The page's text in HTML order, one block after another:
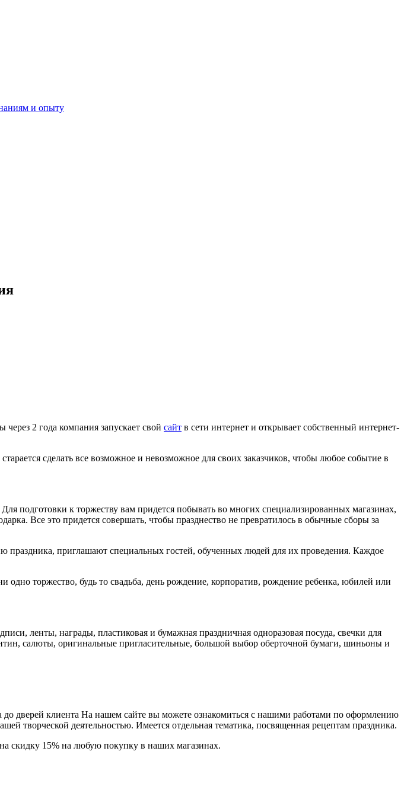
и опыту
2 года компания запускает свой сайт в сети интернет и открывает собственный интернет-
сделать все возможное и невозможное для своих заказчиков, чтобы любое событие в
к торжеству вам придется побывать во многих специализированных магазинах,
Все это придется совершать, чтобы празднество не превратилось в обычные сборы за
праздника, приглашают специальных гостей, обученных людей для их проведения. Каждое
торжество, будь то свадьба, день рождение, корпоратив, рождение ребенка, юбилей или
ленты, награды, пластиковая и бумажная праздничная одноразовая посуда, свечки для
салюты, оригинальные пригласительные, большой выбор оберточной бумаги, шиньоны и
дверей клиента На нашем сайте вы можете ознакомиться с нашими работами по оформлению
творческой деятельностью. Имеется отдельная тематика, посвященная рецептам праздника.
скидку 15% на любую покупку в наших магазинах.